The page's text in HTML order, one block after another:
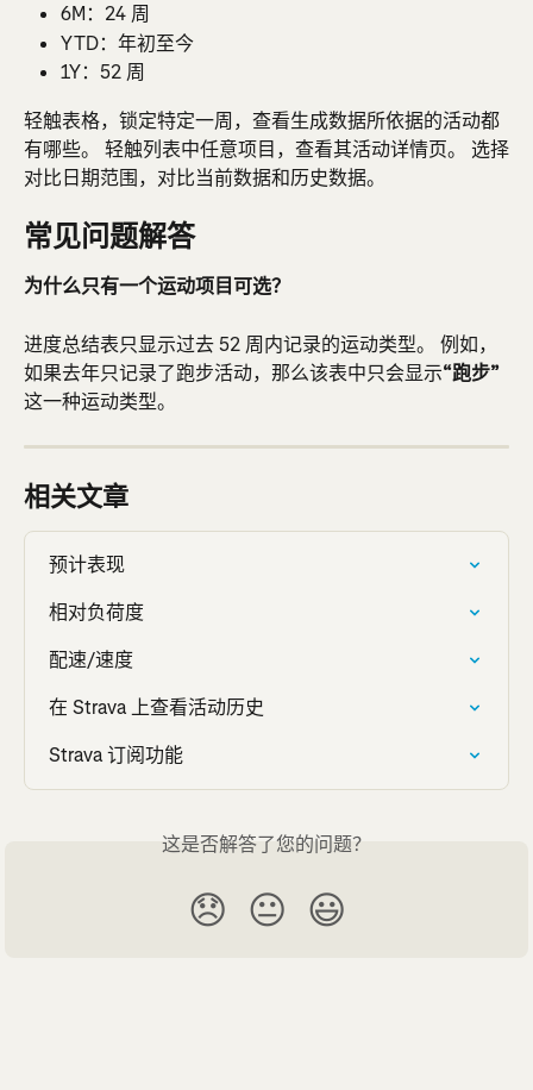
6M：24 周
YTD：年初至今
1Y：52 周
轻触表格，锁定特定一周，查看生成数据所依据的活动都
有哪些。 轻触列表中任意项目，查看其活动详情页。 选择
对比日期范围，对比当前数据和历史数据。
常见问题解答
为什么只有一个运动项目可选？
进度总结表只显示过去 52 周内记录的运动类型。 例如，
如果去年只记录了跑步活动，那么该表中只会显示“跑步”
这一种运动类型。
相关文章
预计表现
相对负荷度
配速/速度
在 Strava 上查看活动历史
Strava 订阅功能
这是否解答了您的问题？
😞 😐 😃